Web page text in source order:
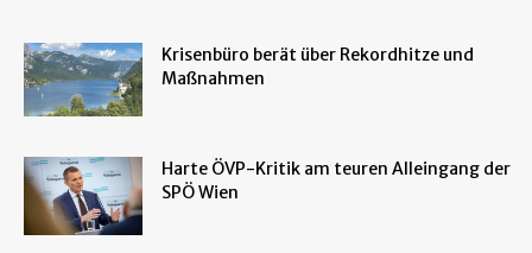
Krisenbüro berät über Rekordhitze und
Maßnahmen
Harte ÖVP-Kritik am teuren Alleingang der
SPÖ Wien